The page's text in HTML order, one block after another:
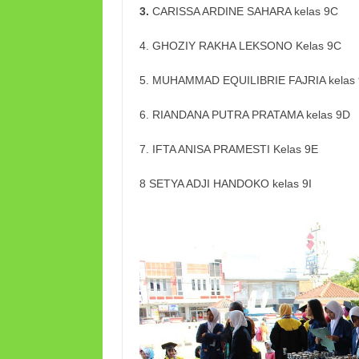
3. CARISSA ARDINE SAHARA kelas 9C
4. GHOZIY RAKHA LEKSONO Kelas 9C
5. MUHAMMAD EQUILIBRIE FAJRIA kelas
6. RIANDANA PUTRA PRATAMA kelas 9D
7. IFTA ANISA PRAMESTI Kelas 9E
8 SETYA ADJI HANDOKO kelas 9I